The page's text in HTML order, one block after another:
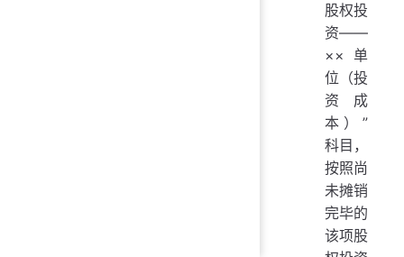
股权投
资——
××单
位（投
资成
本）”
科目，
按照尚
未摊销
完毕的
该项股